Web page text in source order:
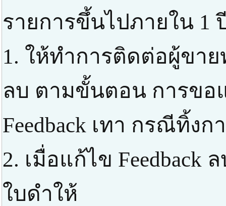
รายการขึ้นไปภายใน 1
1. ให้ทำการติดต่อผู้ขาย
ลบ ตามขั้นตอน การขอแ
Feedback เทา กรณีทิ้งก
2. เมื่อแก้ไข
ใบดำให้